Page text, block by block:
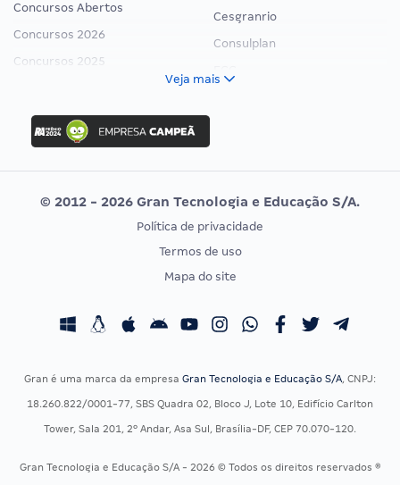
Concursos Abertos
Concursos 2026
Concursos 2025
Concurso Ibama
Concurso MPU
Editais publicados
Cesgranrio
Consulplan
Vunesp
CONCURSOS POR PROFISSÃO
Concursos Fiscais
Concursos Saúde
Residência Multiprofissional
EXAME DE ORDEM
Calendário OAB
Veja mais
© 2012 - 2026 Gran Tecnologia e Educação S/A.
Política de privacidade
Termos de uso
Mapa do site
Gran é uma marca da empresa Gran Tecnologia e Educação S/A, CNPJ:
18.260.822/0001-77, SBS Quadra 02, Bloco J, Lote 10, Edifício Carlton
Tower, Sala 201, 2º Andar, Asa Sul, Brasília-DF, CEP 70.070-120.
Gran Tecnologia e Educação S/A - 2026 © Todos os direitos reservados ®